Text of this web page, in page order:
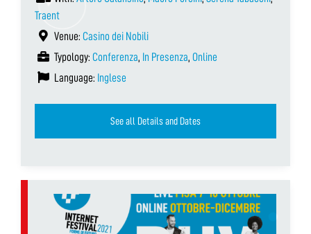
Traent
Venue: Casino dei Nobili
Typology: Conferenza, In Presenza, Online
Language: Inglese
See all Details and Dates